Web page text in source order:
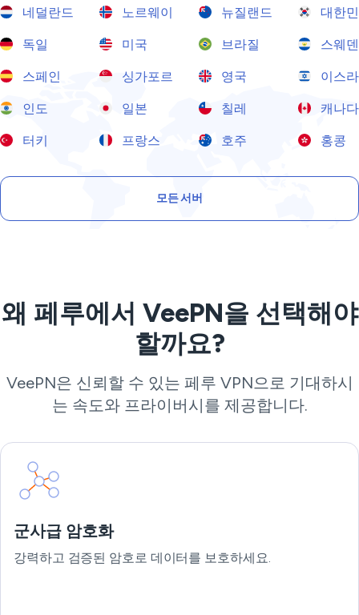
네덜란드 노르웨이 뉴질랜드 대한
독일 미국 브라질 스웨덴
스페인 싱가포르 영국 이스
인도 일본 칠레 캐나다
터키 프랑스 호주 홍콩
모든 서버
왜 페루에서 VeePN을 선택해야
할까요?
VeePN은 신뢰할 수 있는 페루 VPN으로 기대하시
는 속도와 프라이버시를 제공합니다.
군사급 암호화
강력하고 검증된 암호로 데이터를 보호하세요.